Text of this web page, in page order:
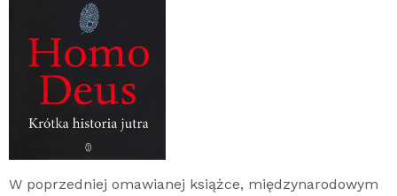
W poprzedniej omawianej książce, międzynarodowym